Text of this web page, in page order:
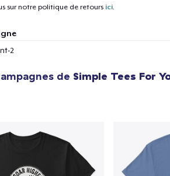
sur notre politique de retours ici.
2
de Simple Tees For